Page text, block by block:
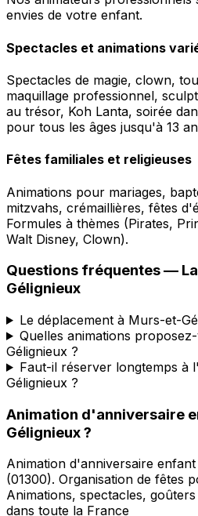
envies de votre enfant.
Spectacles et animations
Spectacles de magie, clown,
maquillage professionnel,
au trésor, Koh Lanta, soirée
pour tous les âges jusqu'à 13
Fêtes familiales et religieuses
Animations pour mariages,
mitzvahs, crémaillières, fêtes
Formules à thèmes (Pirates,
Walt Disney, Clown).
Questions fréquentes —
Gélignieux
Le déplacement à Murs-et-
Quelles animations
Gélignieux ?
Faut-il réserver longtemps à
Gélignieux ?
Animation d'anniversaire
Gélignieux?
Animation d'anniversaire enfant
(01300). Organisation de fêtes
Animations, spectacles,
dans toute la France